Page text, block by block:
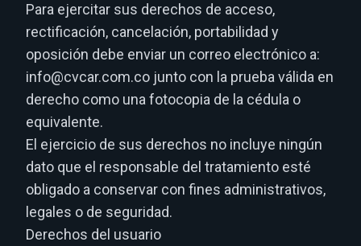
Para ejercitar sus derechos de acceso,
rectificación, cancelación, portabilidad y
oposición debe enviar un correo electrónico a:
info@cvcar.com.co junto con la prueba válida en
derecho como una fotocopia de la cédula o
equivalente.
El ejercicio de sus derechos no incluye ningún
dato que el responsable del tratamiento esté
obligado a conservar con fines administrativos,
legales o de seguridad.
Derechos del usuario